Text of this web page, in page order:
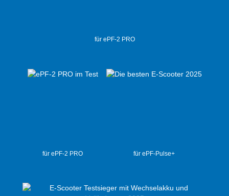
für ePF-2 PRO
für ePF-2 PRO für ePF-Pulse+